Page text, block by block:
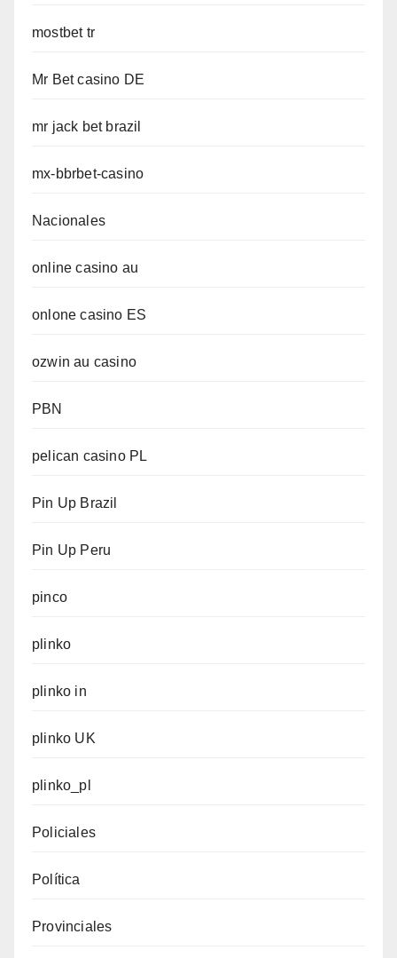
mostbet tr
Mr Bet casino DE
mr jack bet brazil
mx-bbrbet-casino
Nacionales
online casino au
onlone casino ES
ozwin au casino
PBN
pelican casino PL
Pin Up Brazil
Pin Up Peru
pinco
plinko
plinko in
plinko UK
plinko_pl
Policiales
Política
Provinciales